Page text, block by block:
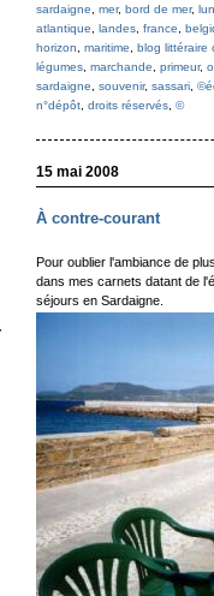
sardaigne mer, bord de mer,
atlantique
landes, france
horizon
maritime
blog littéraire
légumes, marchande primeur,
sardaigne
souvenir, sassari,
n°dépôt, droits réservés, ©
15 mai 2008
À contre-courant
Pour oublier l'ambiance de
dans mes carnets datant de
séjours en Sardaigne.